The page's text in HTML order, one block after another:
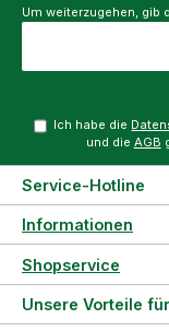
Um weiterzugehen, gib
Ich habe die
und die AGB
Service-Hotline
Informationen
Shopservice
Unsere Vorteile